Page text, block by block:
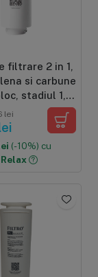
filtrare 2 in 1,
si carbune
stadiul 1,
pentru
Lite
lei
(-10%) cu